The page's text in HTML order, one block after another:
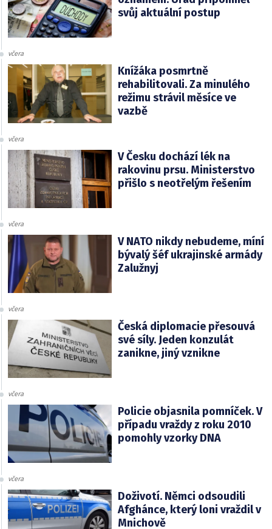
svůj aktuální postup
včera
Knížáka posmrtně
rehabilitovali. Za minulého
režimu strávil měsíce ve
vazbě
včera
V Česku dochází lék na
rakovinu prsu. Ministerstvo
přišlo s neotřelým řešením
včera
V NATO nikdy nebudeme, míní
bývalý šéf ukrajinské armády
Zalužnyj
včera
Česká diplomacie přesouvá
své síly. Jeden konzulát
zanikne, jiný vznikne
včera
Policie objasnila pomníček. V
případu vraždy z roku 2010
pomohly vzorky DNA
včera
Doživotí. Němci odsoudili
Afghánce, který loni vraždil v
Mnichově